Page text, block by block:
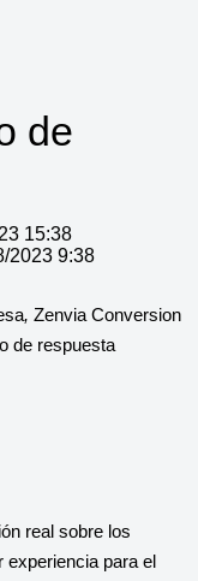
de
15:38
2023 9:38
, Zenvia Conversion
de respuesta
real sobre los
para el